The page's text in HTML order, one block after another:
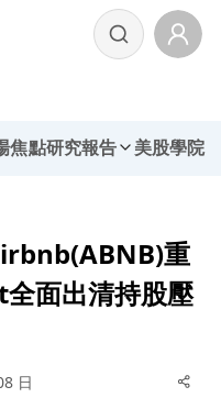
焦點研究報告 美股學院
重
面出清持股壓
日